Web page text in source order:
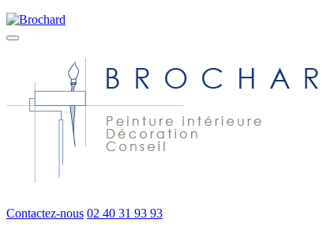
Contactez-nous 02 40 31 93 93